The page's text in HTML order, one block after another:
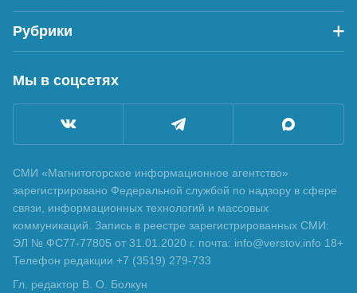
Рубрики
Мы в соцсетях
СМИ «Магнитогорское информационное агентство»
зарегистрировано Федеральной службой по надзору в сфере
связи, информационных технологий и массовых
коммуникаций. Запись в реестре зарегистрированных СМИ:
ЭЛ № ФС77-77805 от 31.01.2020 г. почта: info@verstov.info 18+
Телефон редакции +7 (3519) 279-733
Гл. редактор В. О. Болкун